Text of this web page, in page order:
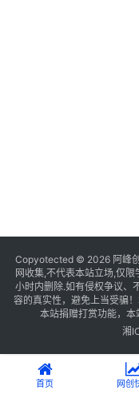
Copyotected © 2026 阿峰
网收集,不代表本站立场,仅
小时内删除.如有侵权争议、
容的真实性，避免上当受骗
本站捐赠打赏功能，本
湘
首页 网创